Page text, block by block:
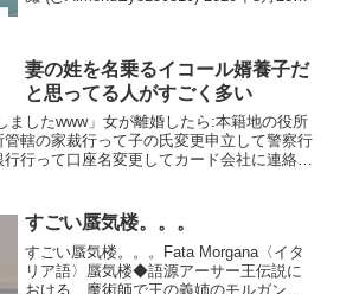
妻の姓を名乗るイコール婿養子だ
と思ってる人がすごく多い
ましたwww」女が離婚したら:本籍地の役所
轄の家裁行って子の氏変更申立して警察行
行って口座名変更してカード会社に連絡し
すごい蜃気楼。。。
すごい蜃気楼。。。Fata Morgana〈イタ
リア語〉蜃気楼◆語源アーサー王伝説に
おける、魔術師で王の義姉のモルガン・